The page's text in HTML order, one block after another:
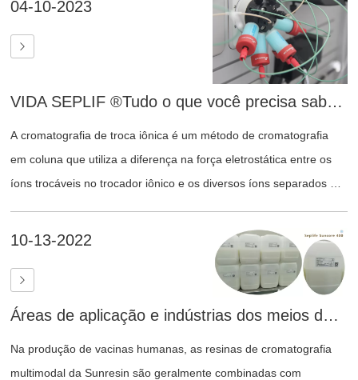
dextrana reticulada. As resinas de troca iônica de dextrana são
geralmente armazenadas na forma de pó seco, que deve ser
hidratado antes do uso. São amplamente utilizadas para
proteínas de baixo peso molecular, como protrombina e heparina
04-10-2023
VIDA SEPLIF ®Tudo o que você precisa saber sobre cromatografia de troca iônica
A cromatografia de troca iônica é um método de cromatografia
em coluna que utiliza a diferença na força eletrostática entre os
íons trocáveis ​​no trocador iônico e os diversos íons separados no
do equilíbrio de troca. A cromatografia de troca iônica apresenta
vantagens como alta sensibilidade, repetibilidade, boa
seletividade e rapidez na análise, sendo atualmente um dos
10-13-2022
Áreas de aplicação e indústrias dos meios de cromatografia multimodal da Sunresin
Na produção de vacinas humanas, as resinas de cromatografia
multimodal da Sunresin são geralmente combinadas com